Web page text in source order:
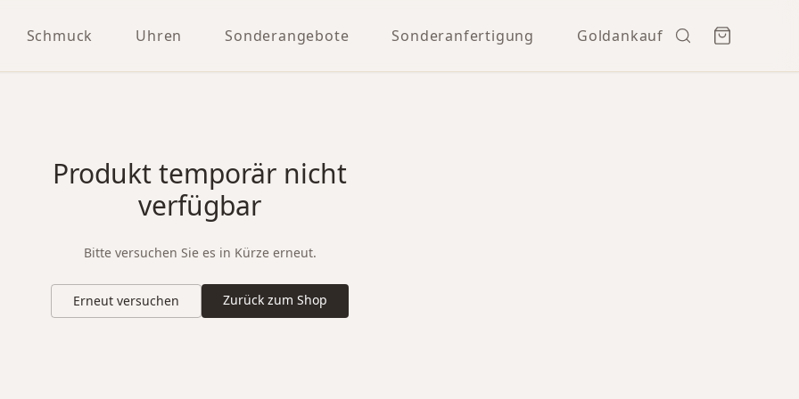
Schmuck Uhren Sonderangebote Sonderanfertigung Goldankauf
Produkt temporär nicht
verfügbar
Bitte versuchen Sie es in Kürze erneut.
Erneut versuchen Zurück zum Shop